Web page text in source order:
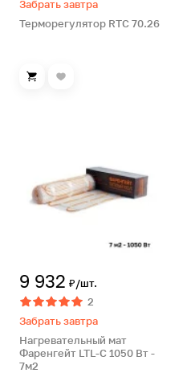
Забрать завтра
Терморегулятор RTC 70.26
9 932 ₽/шт.
2
Забрать завтра
Нагревательный мат
Фаренгейт LTL-C 1050 Вт -
7м2